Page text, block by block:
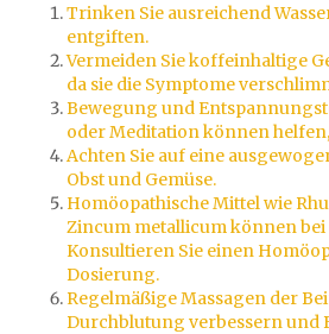
Trinken Sie ausreichend
entgiften.
Vermeiden Sie koffeinhaltige
da sie die Symptome
Bewegung und
oder Meditation können
Achten Sie auf eine
Obst und Gemüse.
Homöopathische Mittel wie
Zincum metallicum können bei
Konsultieren Sie einen
Dosierung.
Regelmäßige Massagen der
Durchblutung verbessern und